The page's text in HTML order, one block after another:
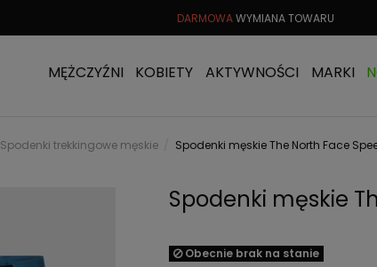
DARMOWAWYMIANA TOWARU
MĘŻCZYŹNI KOBIETY AKTYWNOŚCI MARKI
Spodenki trekkingowe męskie Spodenki męskie The North Face
Spodenki męskie
Obecnie brak na stanie